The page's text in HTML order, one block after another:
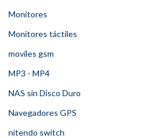
Monitores
Monitores táctiles
moviles gsm
MP3 - MP4
NAS sin Disco Duro
Navegadores GPS
nitendo switch